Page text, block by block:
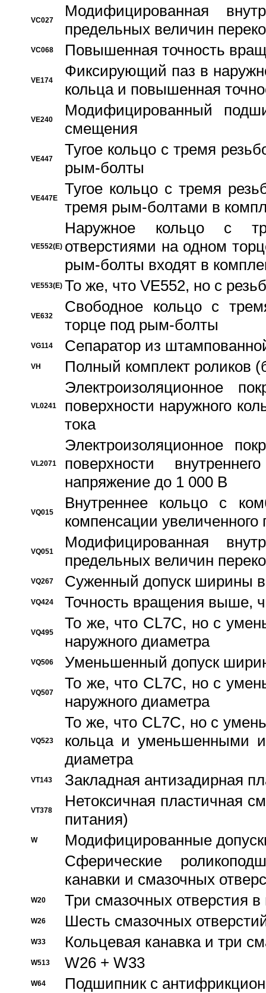
VC027
Модифицированная
предельных величин
VC068 Повышенная точность
VE174
Фиксирующий паз в
кольца и повышенная
VE240
Модифицированный
смещения
VE447
Тугое кольцо с тремя
рым-болты
VE447E
Тугое кольцо с тремя
тремя рым-болтами в
VE552(E)
Наружное кольцо с
отверстиями на одном
рым-болты входят в
VE553(E) То же, что VE552, но с
VE632
Свободное кольцо с
торце под рым-болты
VG114 Сепаратор из
VH Полный комплект роликов
VL0241
Электроизоляционное
поверхности наружного
тока
VL2071
Электроизоляционное
поверхности
напряжение до 1 000 В
VQ015
Bнутреннее кольцо с
компенсации увеличенного
VQ051
Модифицированная
предельных величин
VQ267 Суженный допуск ширины
VQ424 Точность вращения выше,
VQ495
То же, что CL7C, но с
наружного диаметра
VQ506 Уменьшенный допуск
VQ507
То же, что CL7C, но с
наружного диаметра
VQ523
То же, что CL7C, но с
кольца и уменьшенными
диаметра
VT143 Закладная антизадирная
VT378
Нетоксичная пластичная
питания)
W
Модифицированные
Сферические
канавки и смазочных
W20 Три смазочных отверстия
W26 Шесть смазочных
W33 Кольцевая канавка и три
W513 W26 + W33
W64 Подшипник с